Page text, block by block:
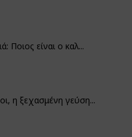
Ποιος είναι ο καλ...
η ξεχασμένη γεύση...